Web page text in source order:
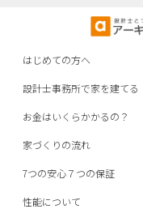
はじめての方へ
設計士事務所で家を建てる
お金はいくらかかるの？
家づくりの流れ
7つの安心７つの保証
性能について